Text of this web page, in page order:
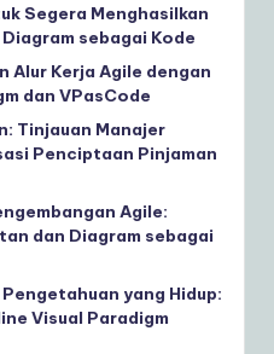
Segera Menghasilkan
sebagai Kode
Alur Kerja Agile dengan
dan VPasCode
Tinjauan Manajer
Penciptaan Pinjaman
Agile:
dan Diagram sebagai
yang Hidup:
Visual Paradigm